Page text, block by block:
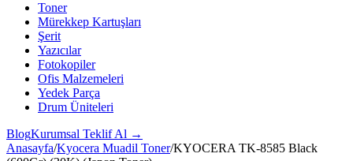
Toner
Mürekkep Kartuşları
Şerit
Yazıcılar
Fotokopiler
Ofis Malzemeleri
Yedek Parça
Drum Üniteleri
BlogKurumsal Teklif Al →
Anasayfa/Kyocera Muadil Toner/KYOCERA TK-8585 Black